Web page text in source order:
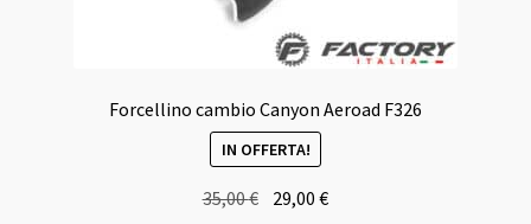
Forcellino cambio Canyon Aeroad F326
IN OFFERTA!
35,00€ 29,00€Il